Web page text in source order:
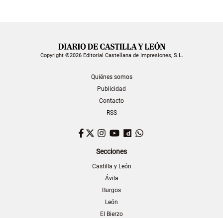
Copyright ©2026 Editorial Castellana de Impresiones, S.L.
Quiénes somos
Publicidad
Contacto
RSS
Facebook
TwitterInstagram
YouTubeDailymotion
Secciones
Castilla y León
Ávila
Burgos
León
El Bierzo